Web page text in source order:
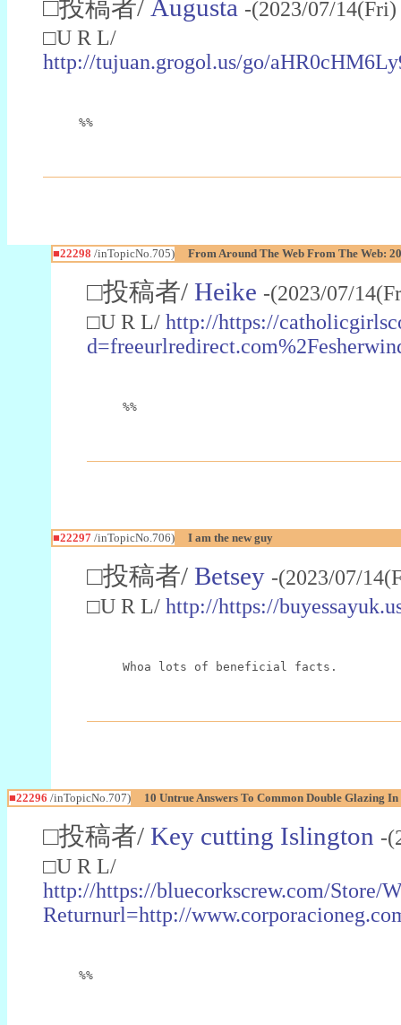
□投稿者/ Augusta -(2023/07/
□U R L/
http://tujuan.grogol.us/go/
%%
■22298 /inTopicNo.705) From Around The Web From The Web:
□投稿者/ Heike -(2023/07/
□U R L/ http://https://
%%
■22297/inTopicNo.706) I am the new guy
□投稿者/ Betsey -(2023/07/
□U R L/ http://https://
Whoa lots of beneficial facts.
■22296 /inTopicNo.707) 10 Untrue Answers To Common Double Glazing
□投稿者/ Key cutting Islington -
□U R L/
http://https://bluecorkscrew.com/Store/
Returnurl=http://
%%